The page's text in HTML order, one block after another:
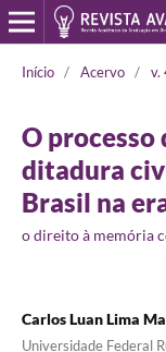
Início / Acervo / v.
O processo
ditadura
Brasil na
o direito à memória
Carlos Luan Lima
Universidade Federal